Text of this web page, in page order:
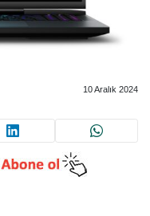
10 Aralık 2024